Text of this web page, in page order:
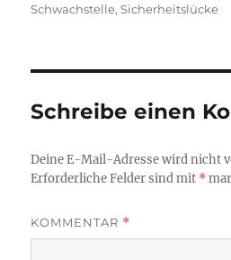
am
Schwachstelle,Sicherheitslücke
Schreibe einen
Deine E-Mail-Adresse wird nicht
Erforderliche Felder sind mit *
KOMMENTAR *